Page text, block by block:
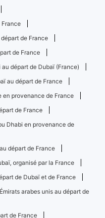
France
de France
de France
départ de Dubaï (France)
au départ de France
en provenance de France
de France
Dhabi en provenance de
départ de France
organisé par la France
de Dubaï et de France
arabes unis au départ de
de France